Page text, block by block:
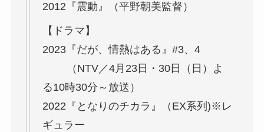
2012『震動』（平野朝美監督）
【ドラマ】
2023『だが、情熱はある』#3、4
（NTV／4月23日・30日（日）よ
る10時30分～放送）
2022『となりのチカラ』（EX系列)※レ
ギュラー